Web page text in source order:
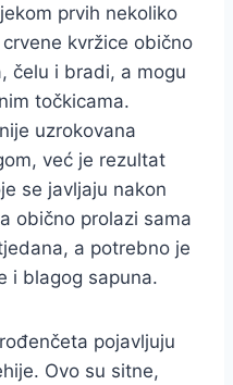
prvih nekoliko
kvržice obično
čelu i bradi, a mogu
točkicama.
uzrokovana
već je rezultat
se javljaju nakon
obično prolazi sama
a potrebno je
i blagog sapuna.
pojavljuju
Ovo su sitne,